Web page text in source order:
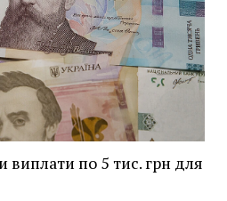
виплати по 5 тис. грн для